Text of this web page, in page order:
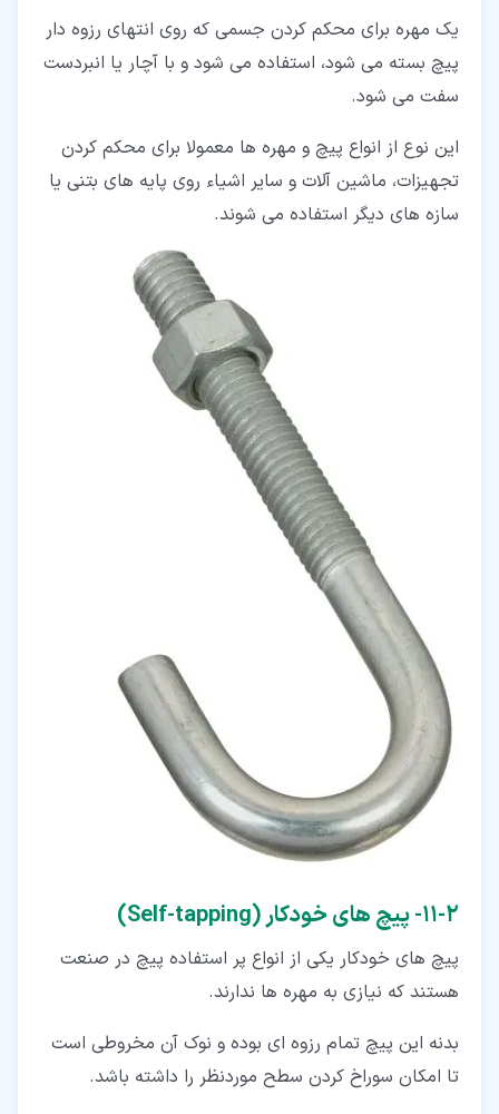
یک مهره برای محکم کردن جسمی که روی انتهای رزوه دار
پیچ بسته می شود، استفاده می شود و با آچار یا انبردست
سفت می شود.
این نوع از انواع پیچ و مهره ها معمولا برای محکم کردن
تجهیزات، ماشین آلات و سایر اشیاء روی پایه های بتنی یا
سازه های دیگر استفاده می شوند.
۲‏-‏۱۱‏- پیچ های خودکار (Self-tapping)
پیچ های خودکار یکی از انواع پر استفاده پیچ در صنعت
هستند که نیازی به مهره ها ندارند.
بدنه این پیچ تمام رزوه ای بوده و نوک آن مخروطی است
تا امکان سوراخ کردن سطح موردنظر را داشته باشد.